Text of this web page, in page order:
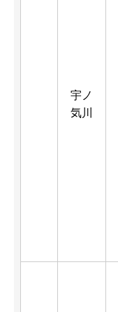
宇ノ
気川